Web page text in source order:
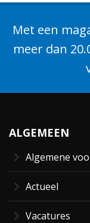
Met een
meer dan
ALGEMEEN
Algemene
Actueel
Vacatures